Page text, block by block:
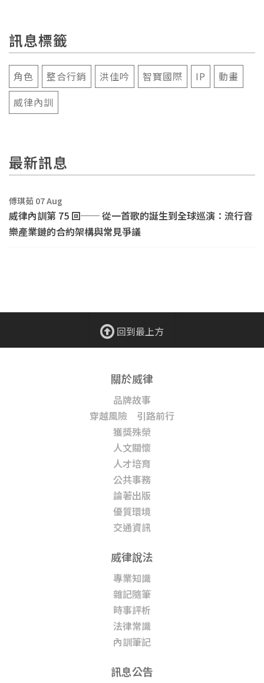
訊息標籤
角色 整合行銷 洪佳吟 智寶國際 IP
動畫
威律內訓
最新訊息
傅琪茹 07 Aug
威律內訓第 75 回── 從一首歌的誕生到全球巡演：流行音
樂產業鏈的合約架構與常見爭議
回到最上方
關於威律
品牌故事
穿越風險 引路前行
獲獎殊榮
人文關懷
人才培育
公共事務
論著出版
優質環境
交通資訊
威律說法
專業知識
雜記隨筆
時事評析
法律常識
內訓筆記
訊息公告